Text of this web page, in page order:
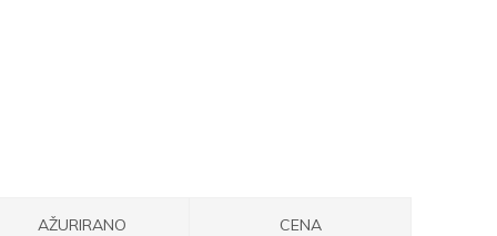
AŽURIRANO CENA